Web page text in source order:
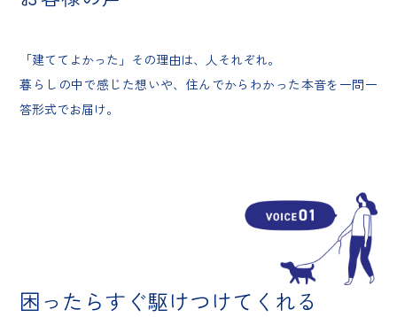
「建ててよかった」その理由は、人それぞれ。
暮らしの中で感じた想いや、住んでからわかった本音を一問一
答形式でお届け。
困ったらすぐ駆けつけてくれる